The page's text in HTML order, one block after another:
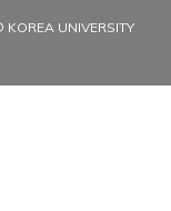
KOREA UNIVERSITY